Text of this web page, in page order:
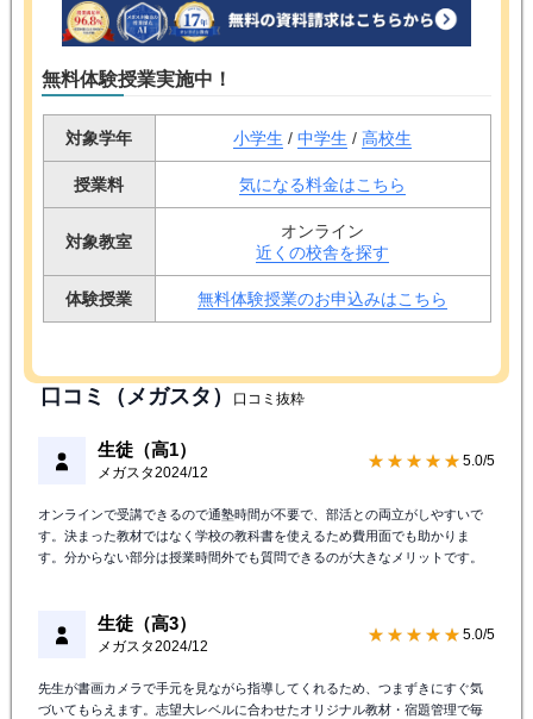
無料体験授業実施中！
対象学年 小学生 / 中学生 / 高校生
授業料 気になる料金はこちら
対象教室
オンライン
近くの校舎を探す
体験授業 無料体験授業のお申込みはこちら
口コミ（メガスタ） 口コミ抜粋
生徒（高1）
メガスタ2024/12
★★★★★ 5.0/5
オンラインで受講できるので通塾時間が不要で、部活との両立がしやすいで
す。決まった教材ではなく学校の教科書を使えるため費用面でも助かりま
す。分からない部分は授業時間外でも質問できるのが大きなメリットです。
生徒（高3）
メガスタ2024/12
★★★★★ 5.0/5
先生が書画カメラで手元を見ながら指導してくれるため、つまずきにすぐ気
づいてもらえます。志望大レベルに合わせたオリジナル教材・宿題管理で毎